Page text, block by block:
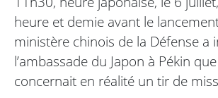
heure et demie avant le
ministère chinois de la Défense a
l’ambassade du Japon à Pékin
concernait en réalité un tir de